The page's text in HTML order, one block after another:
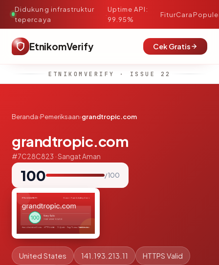
Didukung infrastruktur
tepercaya
·
Uptime API:
99.95%
FiturCara
EtnikomVerify Cek Gratis
ETNIKOMVERIFY · ISSUE 22
Beranda›Pemeriksaan›grandtropic.com
grandtropic.com
#7C28C823 · Sangat Aman
100 / 100
United States 141.193.213.11 HTTPS Valid